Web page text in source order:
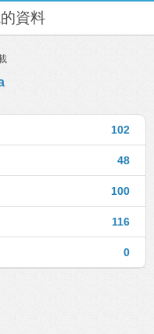
資料
102
48
100
116
0